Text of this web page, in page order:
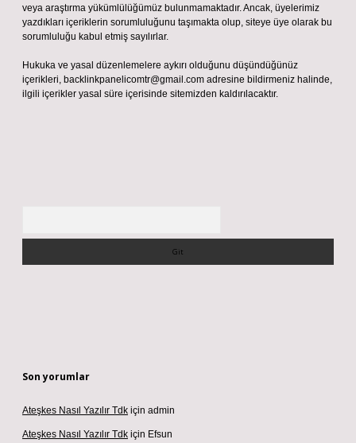
veya araştırma yükümlülüğümüz bulunmamaktadır. Ancak, üyelerimiz
yazdıkları içeriklerin sorumluluğunu taşımakta olup, siteye üye olarak bu
sorumluluğu kabul etmiş sayılırlar.
Hukuka ve yasal düzenlemelere aykırı olduğunu düşündüğünüz
içerikleri, backlinkpanelicomtr@gmail.com adresine bildirmeniz halinde,
ilgili içerikler yasal süre içerisinde sitemizden kaldırılacaktır.
Son yorumlar
Ateşkes Nasıl Yazılır Tdk için admin
Ateşkes Nasıl Yazılır Tdk için Efsun